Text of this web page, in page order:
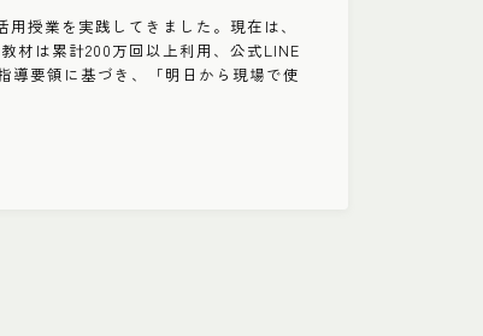
授業を実践してきました。現在は、
材は累計200万回以上利用、公式LINE
導要領に基づき、「明日から現場で使